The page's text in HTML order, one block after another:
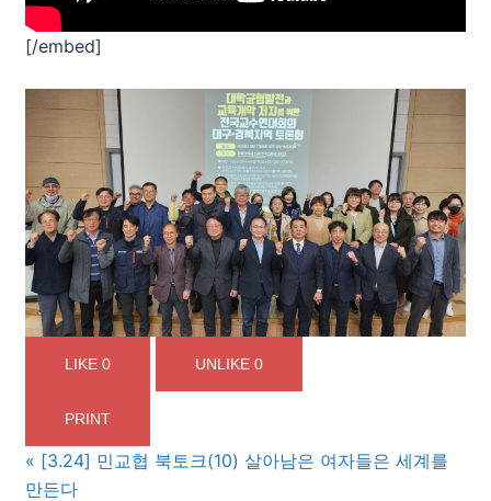
[/embed]
LIKE 0 UNLIKE 0
PRINT
« [3.24] 민교협 북토크(10) 살아남은 여자들은 세계를
만든다